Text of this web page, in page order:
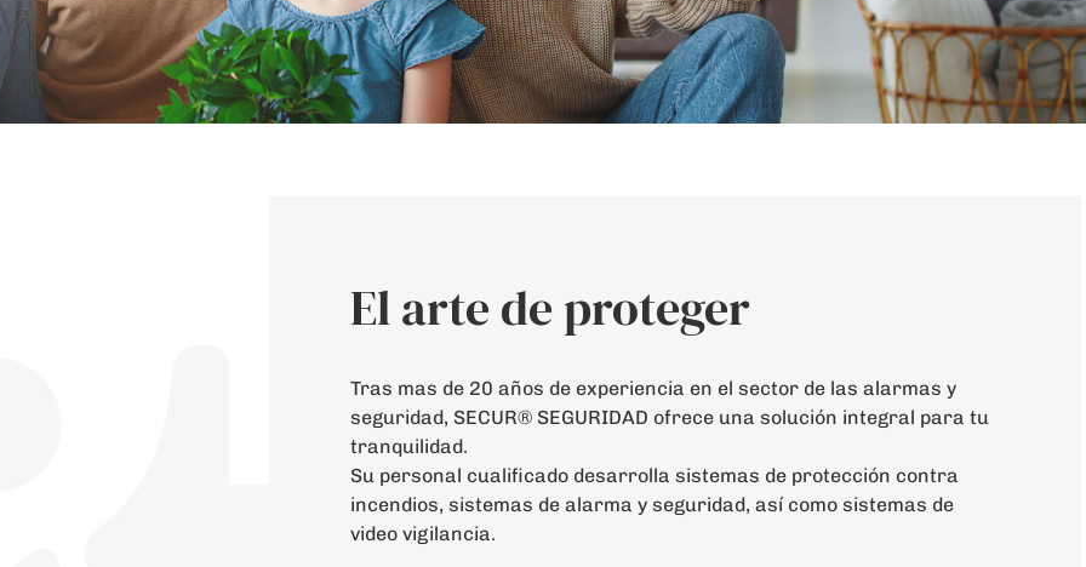
El arte de proteger
Tras mas de 20 años de experiencia en el sector de las alarmas y
seguridad, SECUR® SEGURIDAD ofrece una solución integral para tu
tranquilidad.
Su personal cualificado desarrolla sistemas de protección contra
incendios, sistemas de alarma y seguridad, así como sistemas de
video vigilancia.